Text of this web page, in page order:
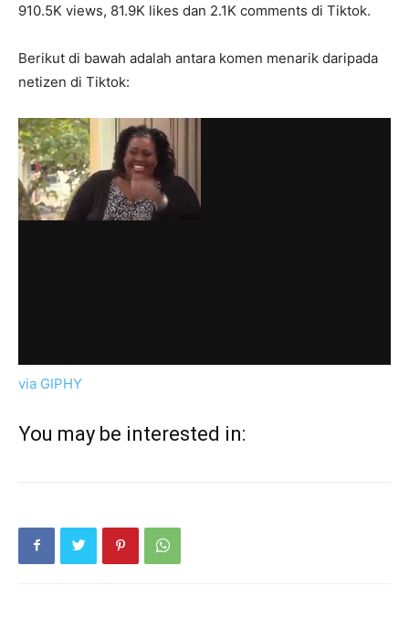
910.5K views, 81.9K likes dan 2.1K comments di Tiktok.
Berikut di bawah adalah antara komen menarik daripada
netizen di Tiktok:
via GIPHY
You may be interested in: